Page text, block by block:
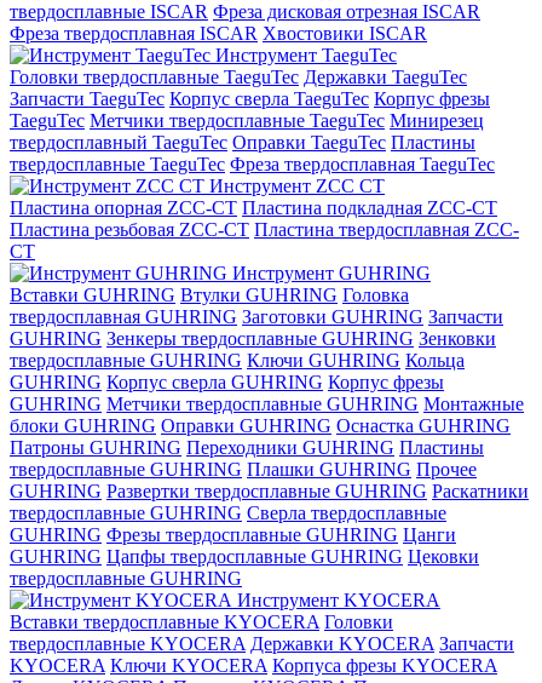
твердосплавные ISCAR Фреза дисковая отрезная ISCAR
Фреза твердосплавная ISCAR Хвостовики ISCAR
Инструмент TaeguTec
Головки твердосплавные TaeguTec Державки TaeguTec
Запчасти TaeguTec Корпус сверла TaeguTec Корпус фрезы
TaeguTec Метчики твердосплавные TaeguTec Минирезец
твердосплавный TaeguTec Оправки TaeguTec Пластины
твердосплавные TaeguTec Фреза твердосплавная TaeguTec
Инструмент ZCС CT
Пластина опорная ZCC-CT Пластина подкладная ZCC-CT
Пластина резьбовая ZCC-CT Пластина твердосплавная ZCC-
CT
Инструмент GUHRING
Вставки GUHRING Втулки GUHRING Головка
твердосплавная GUHRING Заготовки GUHRING Запчасти
GUHRING Зенкеры твердосплавные GUHRING Зенковки
твердосплавные GUHRING Ключи GUHRING Кольца
GUHRING Корпус сверла GUHRING Корпус фрезы
GUHRING Метчики твердосплавные GUHRING Монтажные
блоки GUHRING Оправки GUHRING Оснастка GUHRING
Патроны GUHRING Переходники GUHRING Пластины
твердосплавные GUHRING Плашки GUHRING Прочее
GUHRING Развертки твердосплавные GUHRING Раскатники
твердосплавные GUHRING Сверла твердосплавные
GUHRING Фрезы твердосплавные GUHRING Цанги
GUHRING Цапфы твердосплавные GUHRING Цековки
твердосплавные GUHRING
Инструмент KYOCERA
Вставки твердосплавные KYOCERA Головки
твердосплавные KYOCERA Державки KYOCERA Запчасти
KYOCERA Ключи KYOCERA Корпуса фрезы KYOCERA